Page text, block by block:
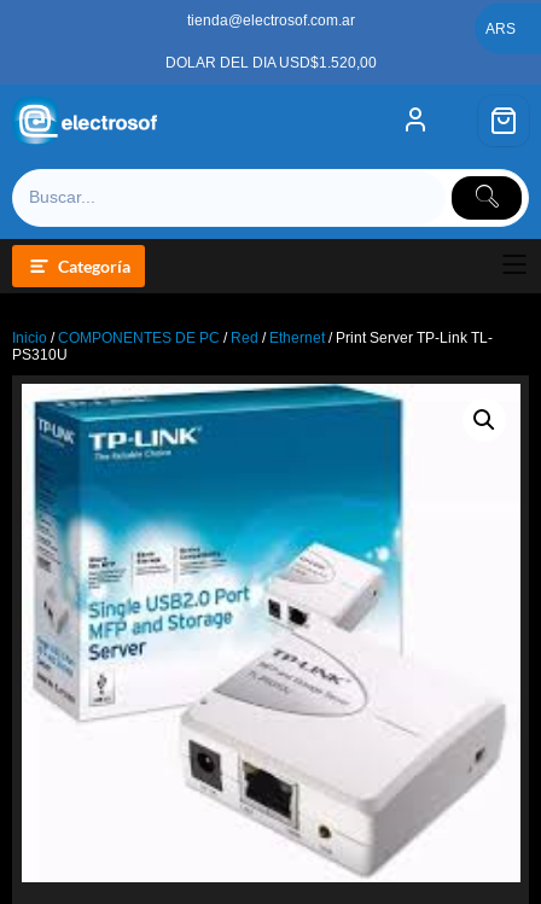
tienda@electrosof.com.ar
DOLAR DEL DIA USD$1.520,00
Categoría
Inicio /COMPONENTES DE PC / Red / Ethernet / Print Server TP-Link TL-
PS310U
ARS